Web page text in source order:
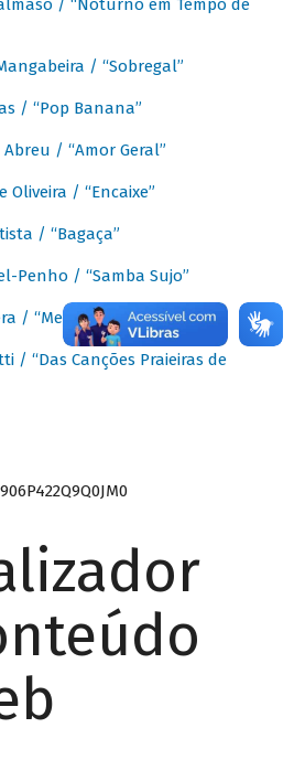
/ “Noturno em Tempo de
/ “Sobregal”
/ “Pop Banana”
/ “Amor Geral”
Oliveira / “Encaixe”
/ “Bagaça”
Penho / “Samba Sujo”
/ “Meu Pandeiro”
/ “Das Canções Praieiras de